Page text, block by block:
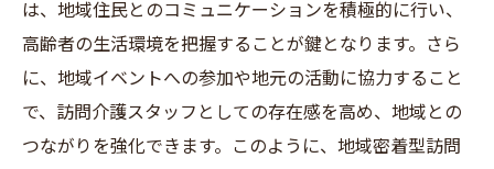
地域密着型の働き方がもたらす生活の質向
上
訪問介護で地域に貢献するための考え方
神戸市北区での地域密着型求人の展望
は、地域住民とのコミュニケーションを積極的に行い、
高齢者の生活環境を把握することが鍵となります。さら
に、地域イベントへの参加や地元の活動に協力すること
で、訪問介護スタッフとしての存在感を高め、地域との
つながりを強化できます。このように、地域密着型訪問